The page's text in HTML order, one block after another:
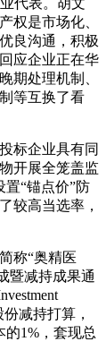
代表。胡文
权是市场化、
良沟通，积极
应企业正在华
期处理机制、
等互换了看
标企业具有同
开展全笼盖监
“锚点价”防
较高当选率，
称“奥精医
暨减持成果通
减持打算，
1%，套现总